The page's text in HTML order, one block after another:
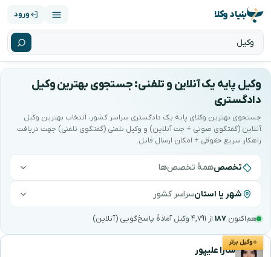
بنیاد وکلا ورود
وکیل پایه یک آنلاین و تلفنی: جستجوی بهترین وکیل
دادگستری
جستجوی بهترین وکلای پایه یک دادگستری سراسر کشور، انتخاب بهترین وکیل
آنلاین (گفتگوی صوتی + چت آنلاین) و وکیل تلفنی (گفتگوی تلفنی) جهت دریافت
راهکار سریع حقوقی ‌+ امکان ارسال فایل.
تخصصهمهٔ تخصص‌ها
شهر یا استانسراسر کشور
هم‌اکنون ۱۸۷ از ۴,۷۹۱ وکیل آمادهٔ پاسخ‌گویی (آنلاین)
بهترین وکیل پایه یک دادگستری را جستجو و انتخاب
وکیل برتر
سارا علیپور